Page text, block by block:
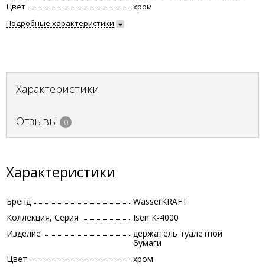
Цвет
хром
Подробные характеристики
Характеристики
Отзывы 0
Характеристики
Бренд
WasserKRAFT
Коллекция, Серия
Isen К-4000
Изделие
держатель туалетной
бумаги
Цвет
хром